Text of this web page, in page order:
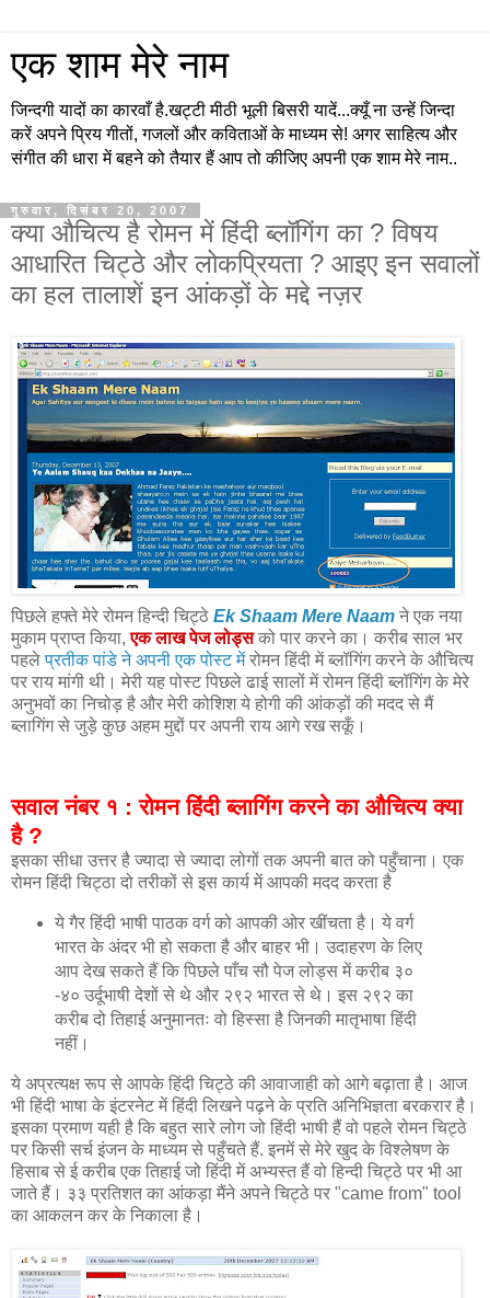
एक शाम मेरे नाम
जिन्दगी यादों का कारवाँ है.खट्टी मीठी भूली बिसरी यादें...क्यूँ ना उन्हें जिन्दा
करें अपने प्रिय गीतों, गजलों और कविताओं के माध्यम से! अगर साहित्य और
संगीत की धारा में बहने को तैयार हैं आप तो कीजिए अपनी एक शाम मेरे नाम..
गुरुवार, दिसंबर 20, 2007
क्या औचित्य है रोमन में हिंदी ब्लॉगिंग का ? विषय
आधारित चिट्ठे और लोकप्रियता ? आइए इन सवालों
का हल तालाशें इन आंकड़ों के मद्दे नज़र
पिछले हफ्ते मेरे रोमन हिन्दी चिट्ठे Ek Shaam Mere Naam ने एक नया
मुकाम प्राप्त किया,एक लाख पेज लोड्सको पार करने का। करीब साल भर
पहलेप्रतीक पांडे ने अपनी एक पोस्ट मेंरोमन हिंदी में ब्लॉगिंग करने के औचित्य
पर राय मांगी थी। मेरी यह पोस्ट पिछले ढाई सालों में रोमन हिंदी ब्लॉगिंग के मेरे
अनुभवों का निचोड़ है और मेरी कोशिश ये होगी की आंकड़ों की मदद से मैं
ब्लागिंग से जुड़े कुछ अहम मुद्दों पर अपनी राय आगे रख सकूँ।
सवाल नंबर १ : रोमन हिंदी ब्लागिंग करने का औचित्य क्या
है ?
इसका सीधा उत्तर है ज्यादा से ज्यादा लोगों तक अपनी बात को पहुँचाना। एक
रोमन हिंदी चिट्ठा दो तरीकों से इस कार्य में आपकी मदद करता है
ये गैर हिंदी भाषी पाठक वर्ग को आपकी ओर खींचता है। ये वर्ग
भारत के अंदर भी हो सकता है और बाहर भी। उदाहरण के लिए
आप देख सकते हैं कि पिछले पाँच सौ पेज लोड्स में करीब ३०
-४० उर्दूभाषी देशों से थे और २९२ भारत से थे। इस २९२ का
करीब दो तिहाई अनुमानतः वो हिस्सा है जिनकी मातृभाषा हिंदी
नहीं।
ये अप्रत्यक्ष रूप से आपके हिंदी चिट्ठे की आवाजाही को आगे बढ़ाता है। आज
भी हिंदी भाषा के इंटरनेट में हिंदी लिखने पढ़ने के प्रति अनिभिज्ञता बरकरार है।
इसका प्रमाण यही है कि बहुत सारे लोग जो हिंदी भाषी हैं वो पहले रोमन चिट्ठे
पर किसी सर्च इंजन के माध्यम से पहुँचते हैं. इनमें से मेरे खुद के विश्लेषण के
हिसाब से ई करीब एक तिहाई जो हिंदी में अभ्यस्त हैं वो हिन्दी चिट्ठे पर भी आ
जाते हैं। ३३ प्रतिशत का आंकड़ा मैंने अपने चिट्ठे पर "came from" tool
का आकलन कर के निकाला है।